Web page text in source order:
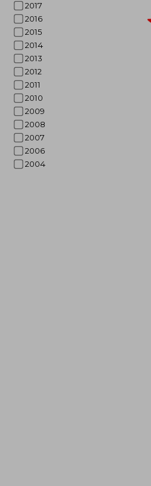
2017
2016
2015
2014
2013
2012
2011
2010
2009
2008
2007
2006
2004